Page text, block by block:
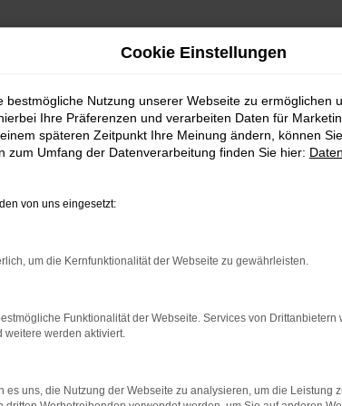
bestimmter Seiten verhindern. Funktioniert
beheben.
auf dem neuesten Stand sind.
kann auch dazu führen, dass bestimmte
Cookie Einstellungen
bestmögliche Nutzung unserer Webseite zu ermöglichen
Ihre Präferenzen und verarbeiten Daten für
späteren Zeitpunkt Ihre Meinung ändern, können
zum Umfang der Datenverarbeitung finden Sie hier:
von uns eingesetzt:
um die Kernfunktionalität der Webseite zu gewährleisten.
Funktionalität der Webseite. Services von Drittanbietern
weitere werden aktiviert.
es uns, die Nutzung der Webseite zu analysieren, um die Leistung